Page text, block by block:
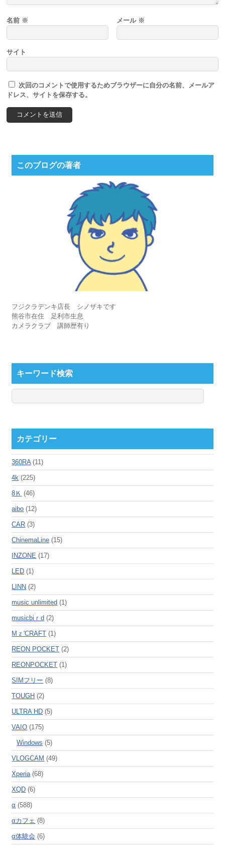
名前 ※ メール ※
サイト
次回のコメントで使用するためブラウザーに自分の名前、メールア
ドレス、サイトを保存する。
このブログの著者
フジクラデンキ店長 シノザキです
熊谷市在住 足利市生息
カメラクラブ 講師歴有り
キーワード検索
カテゴリー
360RA(11)
4k (225)
8Ｋ (46)
aibo (12)
CAR (3)
ChinemaLine (15)
INZONE (17)
LED (1)
LINN (2)
music unlimited (1)
musicbiｒd (2)
Mｚ'CRAFT (1)
REON POCKET (2)
REONPOCKET (1)
SIMフリー (8)
TOUGH (2)
ULTRA HD (5)
VAIO (175)
Windows (5)
VLOGCAM (49)
Xperia(68)
XQD (6)
α (588)
αカフェ (8)
α体験会 (6)